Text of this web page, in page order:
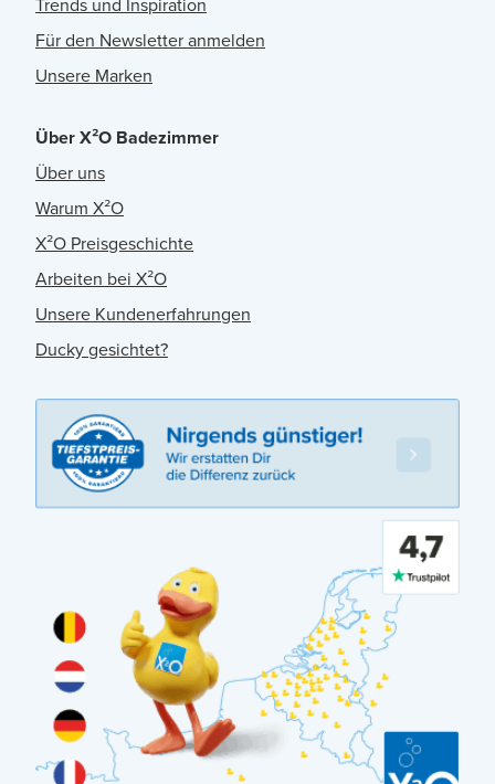
Für den Newsletter anmelden
Unsere Marken
Über X²O Badezimmer
Über uns
Warum X²O
X²O Preisgeschichte
Arbeiten bei X²O
Unsere Kundenerfahrungen
Ducky gesichtet?